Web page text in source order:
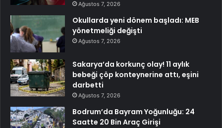
Ağustos 7, 2026
Okullarda yeni dönem başladı: MEB
yönetmeliği değişti
Ağustos 7, 2026
Sakarya’da korkunç olay! 11 aylık
bebeği çöp konteynerine attı, eşini
darbetti
Ağustos 7, 2026
Bodrum’da Bayram Yoğunluğu: 24
Saatte 20 Bin Araç Girişi